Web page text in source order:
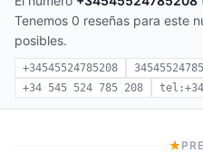
Tenemos 0 reseñas para este
posibles.
+34545524785208
+34 545 524 785 208